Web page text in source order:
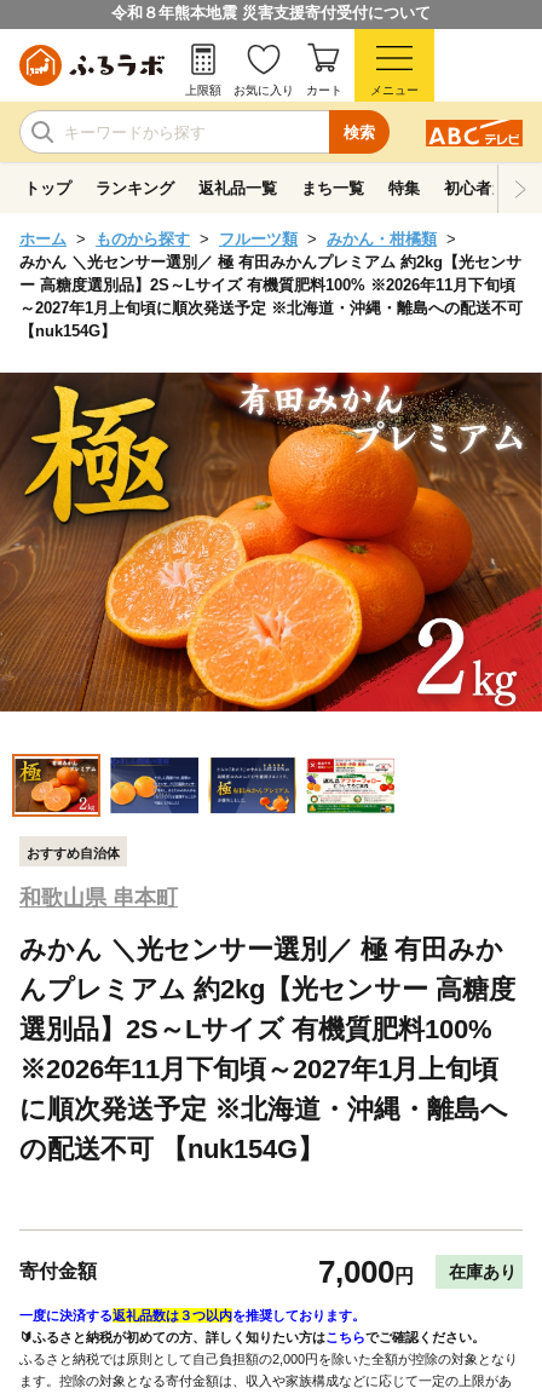
令和８年熊本地震 災害支援寄付受付について
検索
上限額 お気に入り カート メニュー
トップ ランキング 返礼品一覧 まち一覧 特集 初心者ガイド
ホーム ものから探す フルーツ類
みかん・柑橘類
みかん ＼光センサー選別／ 極 有田みかんプレミアム 約2kg【光センサ
ー 高糖度選別品】2S～Lサイズ 有機質肥料100% ※2026年11月下旬頃
～2027年1月上旬頃に順次発送予定 ※北海道・沖縄・離島への配送不可
【nuk154G】
おすすめ自治体
和歌山県 串本町
みかん ＼光センサー選別／ 極 有田みか
んプレミアム 約2kg【光センサー 高糖度
選別品】2S～Lサイズ 有機質肥料100%
※2026年11月下旬頃～2027年1月上旬頃
に順次発送予定 ※北海道・沖縄・離島へ
の配送不可 【nuk154G】
寄付金額 7,000円 在庫あり
一度に決済する返礼品数は３つ以内を推奨しております。
🔰ふるさと納税が初めての方、詳しく知りたい方はこちらでご確認ください。
ふるさと納税では原則として自己負担額の2,000円を除いた全額が控除の対象となり
ます。控除の対象となる寄付金額は、収入や家族構成などに応じて一定の上限があ